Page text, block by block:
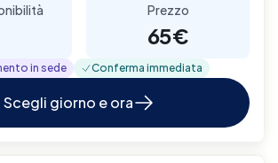
Prezzo
65€
in sede Conferma immediata
Scegli giorno e ora